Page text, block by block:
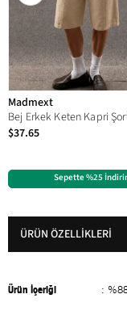
Madmext
Bej Erkek Keten Kapri
$37.65
Sepette %25
ÜRÜN ÖZELLIKLERI
Ürün İçeriği : %88